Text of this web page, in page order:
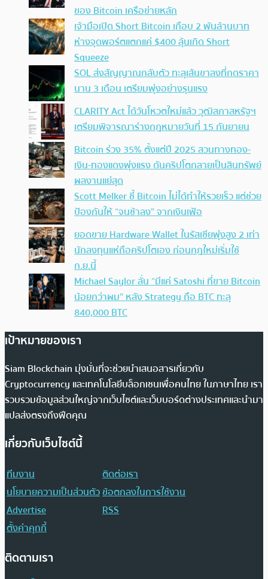
ของ Bitcoin เครือข่ายหลัก
เจ้ามือเปิด Short Bitcoin เกือบ 2 พันล้านบาท
ห่างจุดพอร์ตแตกแค่ $400 ลุ้นเกิด Short
Squeeze
SOL ส่งสัญญาณกลับตัว ทะลุเส้นขาลงที่กดราคา
นาน 3 เดือน เตรียมพุ่งอย่างรุนแรง
CLARITY Act ได้วันโหวตใหม่แล้ว วุฒิสภาสหรัฐฯ
เตรียมพิจารณาร่างกฎหมายวันที่ 15 กันยายน
Bitcoin ร่วง 35% ตั้งแต่ปี 2025 สวนทางทอง-
เงิน-ทองแดงพุ่งแรง ดันคริปโตกลายเป็นสินทรัพย์
ผลงานแย่สุด
Scott Melker ชี้ Bitcoin ไม่ได้ทำให้รวยเร็ว แต่ช่วย
ป้องกันให้ “จนช้าลง” จากเงินเฟ้อ
ยอดขาย Hardware Wallet ในรัสเซียพุ่งสูง 2 เท่า
นักลงทุนแห่ถือคริปโตเอง ก่อนกฎใหม่เริ่มใช้
ก.ย.นี้
Michael Saylor ลั่น “มีแค่ Satoshi ที่ขาย Bitcoin
น้อยกว่าผม” หลัง Strategy ถือ BTC ทะลุ
840,000 BTC
เป้าหมายของเรา
Siam Blockchain มุ่งมั่นที่จะช่วยนำเสนอสารเกี่ยวกับ
Cryptocurrency และเทคโนโลยีบล็อกเชนเพื่อคนไทย ในภาษาไทย เรา
รวบรวมข้อมูลส่วนใหญ่จากเว็บไซต์และเว็บบอร์ดต่างประเทศและนำมา
แปลส่งตรงถึงฟีดคุณ
เกี่ยวกับเว็บไซต์นี้
ทีมงาน
ติดต่อเรา
นโยบายความเป็นส่วนตัวข้อตกลงในการใช้งาน
Advertise
RSS
ตั้งค่าคุกกี้
ติดตามเรา